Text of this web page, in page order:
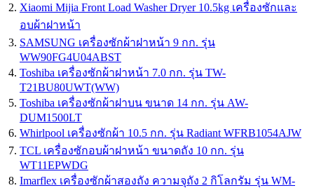
Xiaomi Mijia Front Load Washer Dryer 10.5kg เครื่องซักและ
อบผ้าฝาหน้า
SAMSUNG เครื่องซักผ้าฝาหน้า 9 กก. รุ่น
WW90FG4U04ABST
Toshiba เครื่องซักผ้าฝาหน้า 7.0 กก. รุ่น TW-
T21BU80UWT(WW)
Toshiba เครื่องซักผ้าฝาบน ขนาด 14 กก. รุ่น AW-
DUM1500LT
Whirlpool เครื่องซักผ้า 10.5 กก. รุ่น Radiant WFRB1054AJW
TCL เครื่องซักอบผ้าฝาหน้า ขนาดถัง 10 กก. รุ่น
WT11EPWDG
Imarflex เครื่องซักผ้าสองถัง ความจุถัง 2 กิโลกรัม รุ่น WM-